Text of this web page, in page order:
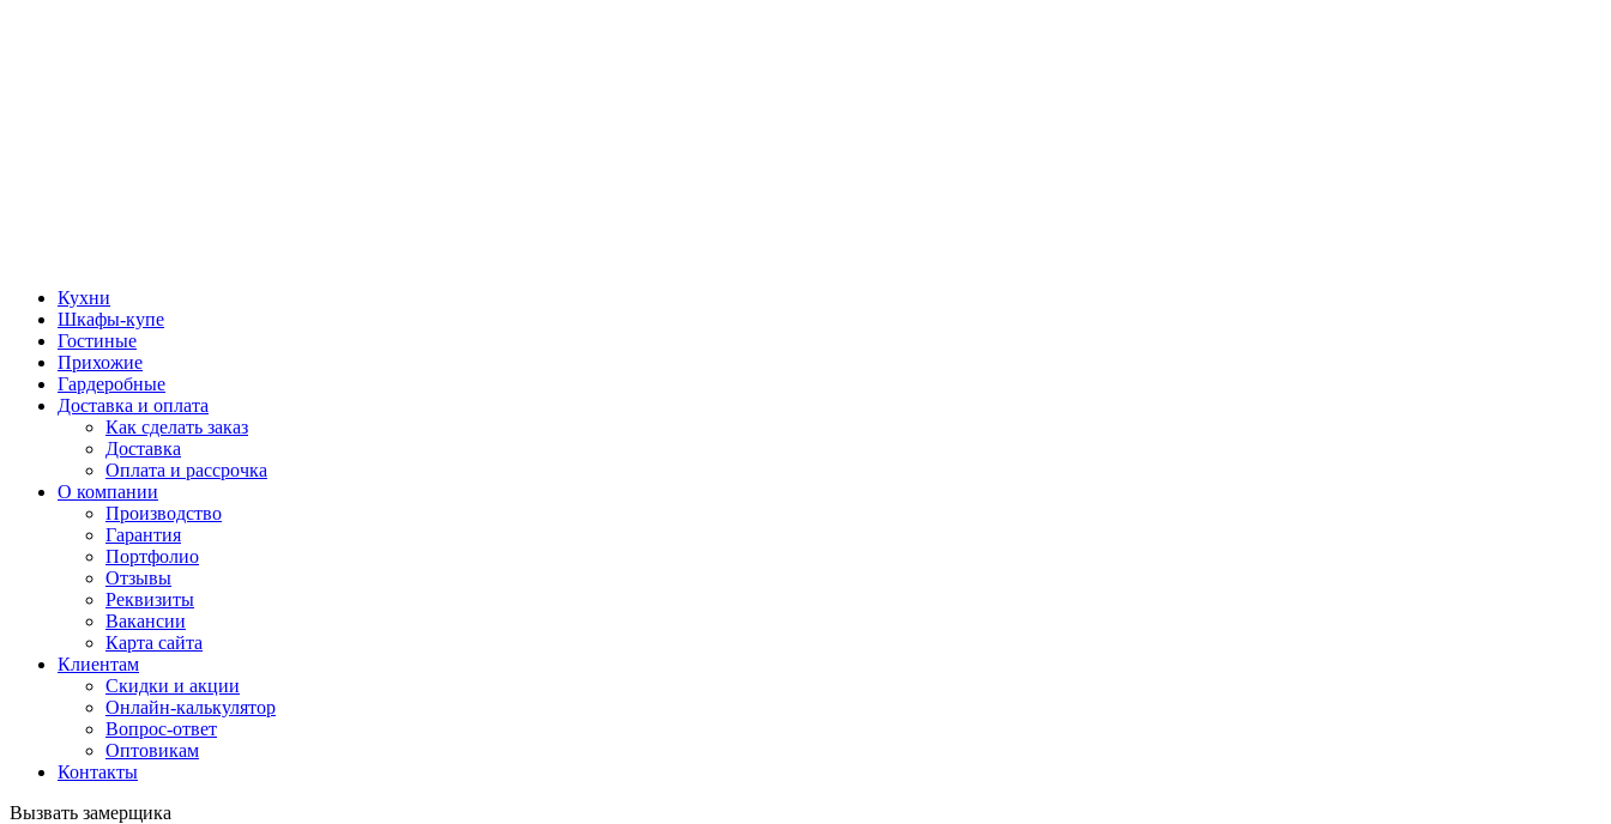
Кухни
Шкафы-купе
Гостиные
Прихожие
Гардеробные
Доставка и оплата
Как сделать заказ
Доставка
Оплата и рассрочка
О компании
Производство
Гарантия
Портфолио
Отзывы
Реквизиты
Вакансии
Карта сайта
Клиентам
Скидки и акции
Онлайн-калькулятор
Вопрос-ответ
Оптовикам
Контакты
Вызвать замерщика